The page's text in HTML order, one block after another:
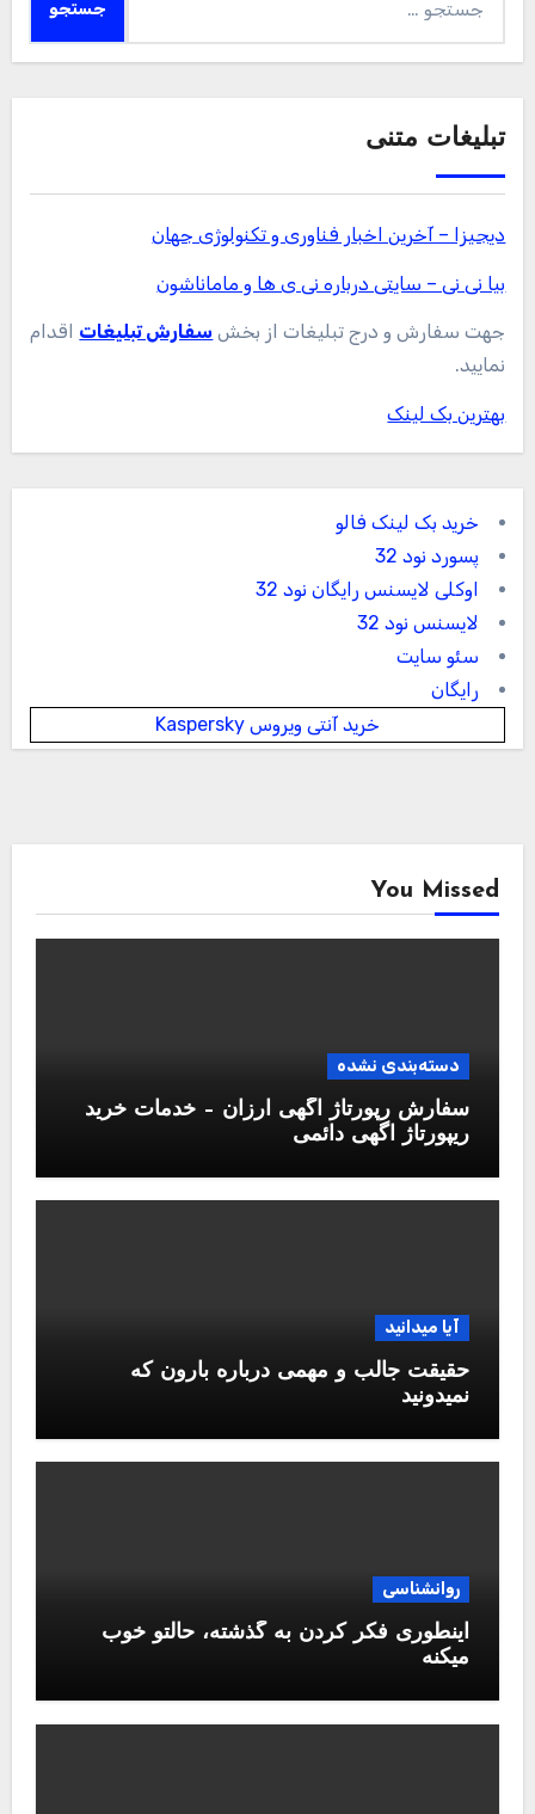
برای:
تبلیغات متنی
دیجیزا – آخرین اخبار فناوری و تکنولوژی جهان
بیا نی نی – سایتی درباره نی ی ها و ماماناشون
جهت سفارش و درج تبلیغات از بخش سفارش تبلیغات اقدام
نمایید.
بهترین بک لینک
خرید بک لینک فالو
پسورد نود 32
اوکلی لایسنس رایگان نود 32
لایسنس نود 32
سئو سایت
رایگان
خرید آنتی ویروس Kaspersky
You Missed
دسته‌بندی نشده
سفارش رپورتاژ آگهی ارزان – خدمات خرید
ریپورتاژ اگهی دائمی
آیا میدانید
حقیقت جالب و مهمی درباره بارون که
نمیدونید
روانشناسی
اینطوری فکر کردن به گذشته، حالتو خوب
میکنه